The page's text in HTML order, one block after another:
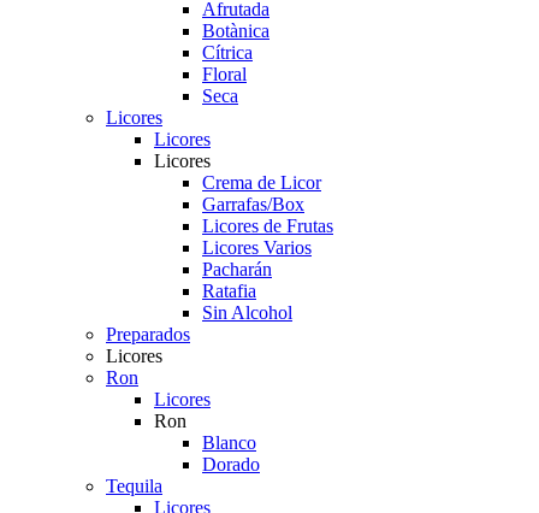
Afrutada
Botànica
Cítrica
Floral
Seca
Licores
Licores
Licores
Crema de Licor
Garrafas/Box
Licores de Frutas
Licores Varios
Pacharán
Ratafia
Sin Alcohol
Preparados
Licores
Ron
Licores
Ron
Blanco
Dorado
Tequila
Licores